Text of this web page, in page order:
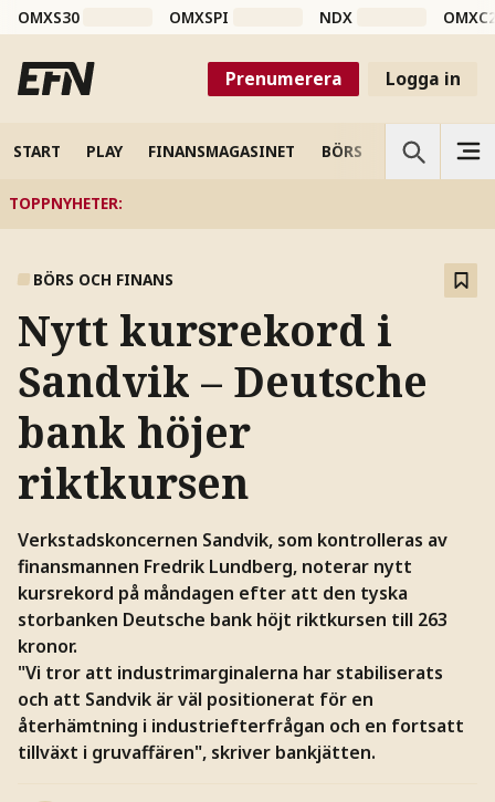
OMXS30 OMXSPI NDX
Prenumerera Logga in
START PLAY FINANSMAGASINET BÖRS VETENSKAP
TOPPNYHETER:
BÖRS OCH FINANS
Nytt kursrekord i
Sandvik – Deutsche
bank höjer
riktkursen
Verkstadskoncernen Sandvik, som kontrolleras av
finansmannen Fredrik Lundberg, noterar nytt
kursrekord på måndagen efter att den tyska
storbanken Deutsche bank höjt riktkursen till 263
kronor.
"Vi tror att industrimarginalerna har stabiliserats
och att Sandvik är väl positionerat för en
återhämtning i industriefterfrågan och en fortsatt
tillväxt i gruvaffären", skriver bankjätten.